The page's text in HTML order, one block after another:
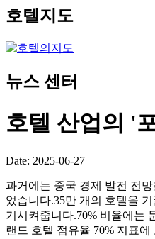
호텔지도
뉴스 센터
호텔 산업의 '
Date: 2025-06-27
과거에는 중국 경제 발전 전
었습니다.35만 개의 호텔을
기시켜줍니다.70% 비율에는
랜드 호텔 점유율 70% 지표